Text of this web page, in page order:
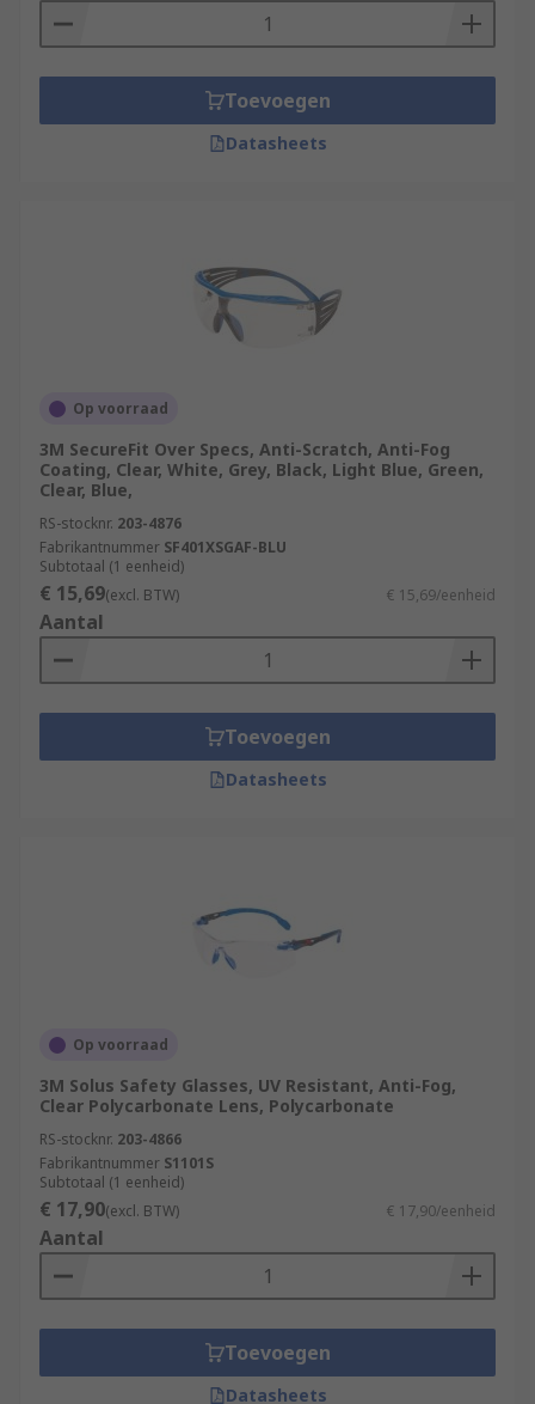
Toevoegen
Datasheets
Op voorraad
3M SecureFit Over Specs, Anti-Scratch, Anti-Fog
Coating, Clear, White, Grey, Black, Light Blue, Green,
Clear, Blue,
RS-stocknr. 203-4876
Fabrikantnummer SF401XSGAF-BLU
Subtotaal (1 eenheid)
€ 15,69(excl. BTW) € 15,69/eenheid
Aantal
Toevoegen
Datasheets
Op voorraad
3M Solus Safety Glasses, UV Resistant, Anti-Fog,
Clear Polycarbonate Lens, Polycarbonate
RS-stocknr. 203-4866
Fabrikantnummer S1101S
Subtotaal (1 eenheid)
€ 17,90(excl. BTW) € 17,90/eenheid
Aantal
Toevoegen
Datasheets